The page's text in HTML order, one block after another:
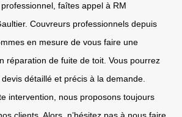
faîtes appel à RM
Couvreurs professionnels depuis
en mesure de vous faire une
réparation de fuite de toit. Vous pourrez
détaillé et précis à la demande.
intervention, nous proposons toujours